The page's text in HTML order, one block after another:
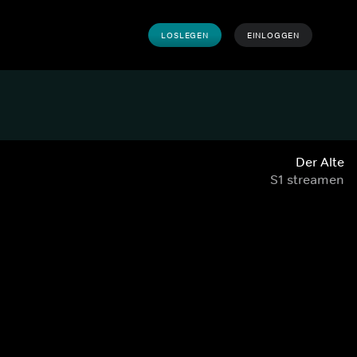
LOSLEGEN EINLOGGEN
Der Alte
S1 streamen